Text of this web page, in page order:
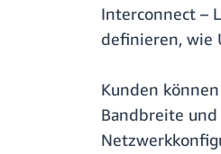
Interconnect –
definieren, wie
Kunden
Bandbreite